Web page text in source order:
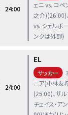
24:00
ェニ vs. コ
之介)(26:00)
vs. シェルボ
ンクは外部)
24:00
EL
サッカー
ニア(小林友
(25:00)、ザ
チェイス・ア